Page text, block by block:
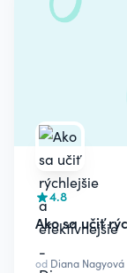
4.8
Ako sa učiť
od Diana Nagyová